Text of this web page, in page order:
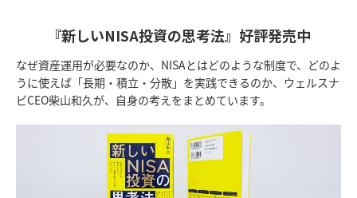
『新しいNISA投資の思考法』好評発売中
なぜ資産運用が必要なのか、NISAとはどのような制度で、 どのよ
うに使えば「長期・積立・分散」を実践できるのか、 ウェルスナ
ビCEO柴山和久が、自身の考えをまとめています。